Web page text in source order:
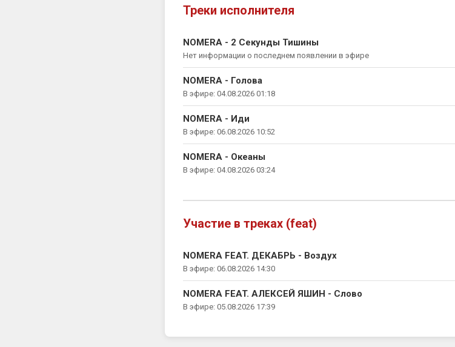
Треки исполнителя
NOMERA - 2 Секунды Тишины
Нет информации о последнем появлении в эфире
NOMERA - Голова
В эфире: 04.08.2026 01:18
NOMERA - Иди
В эфире: 06.08.2026 10:52
NOMERA - Океаны
В эфире: 04.08.2026 03:24
Участие в треках (feat)
NOMERA FEAT. ДЕКАБРЬ - Воздух
В эфире: 06.08.2026 14:30
NOMERA FEAT. АЛЕКСЕЙ ЯШИН - Слово
В эфире: 05.08.2026 17:39